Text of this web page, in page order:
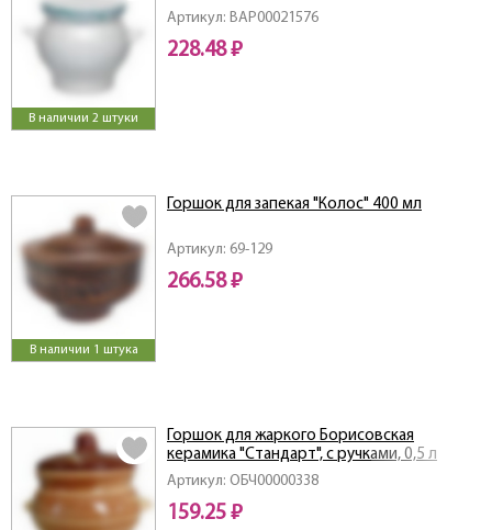
В наличии 2 штуки
Артикул: ВАР00021576
228.48 ₽
В наличии 1 штука
Артикул: 69-129
Горшок для запекая "Колос" 400 мл
266.58 ₽
Артикул: ОБЧ00000338
Горшок для жаркого Борисовская
керамика "Cтандарт", с ручками, 0,5 л
(рисунок в ассортименте)
159.25 ₽